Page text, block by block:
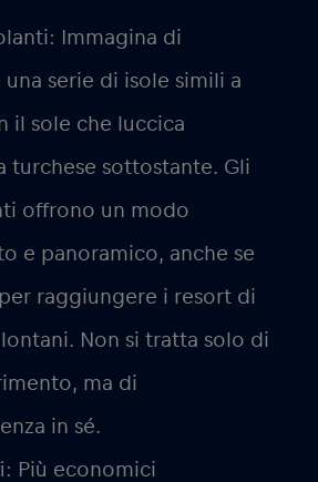
Immagina di
una serie di isole simili a
il sole che luccica
turchese sottostante. Gli
offrono un modo
e panoramico, anche se
raggiungere i resort di
Non si tratta solo di
ma di
in sé.
Più economici